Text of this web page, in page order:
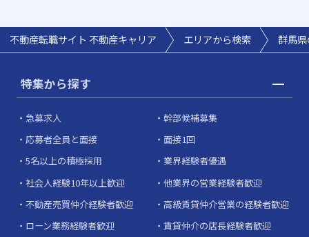
不動産転職サイト 不動産キャリア エリアから検索 群馬
特集から探す
急募求人
幹部候補募集
応募者全員と面接
面接1回
5名以上の積極採用
業界経験者優遇
社会人経験10年以上歓迎
他業界の営業経験者歓迎
不動産売買仲介経験者歓迎
高級賃貸仲介営業の経験者歓迎
ローン業務経験者歓迎
賃貸仲介の店長経験者歓迎